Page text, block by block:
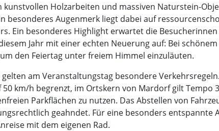
Holzarbeiten und massiven Naturstein-
Augenmerk liegt dabei auf
Ein besonderes Highlight erwartet die Besucherinnen
Jahr mit einer echten Neuerung auf: Bei
den Feiertag unter freiem Himmel einzuläuten.
am Veranstaltungstag besondere
km/h begrenzt, im Ortskern von Mardorf gilt Tempo
Parkflächen zu nutzen. Das Abstellen von
geahndet. Für eine besonders entspannte
mit dem eigenen Rad.